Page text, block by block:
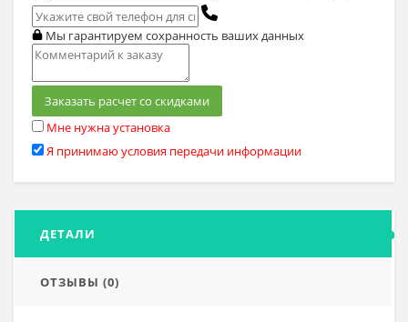
Мы гарантируем сохранность ваших данных
Заказать расчет со скидками
Мне нужна установка
Я принимаю условия передачи информации
ДЕТАЛИ
ОТЗЫВЫ (0)